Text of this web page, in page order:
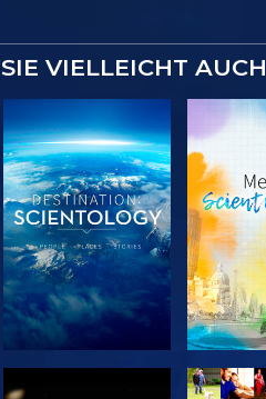
SIE VIELLEICHT AUCH